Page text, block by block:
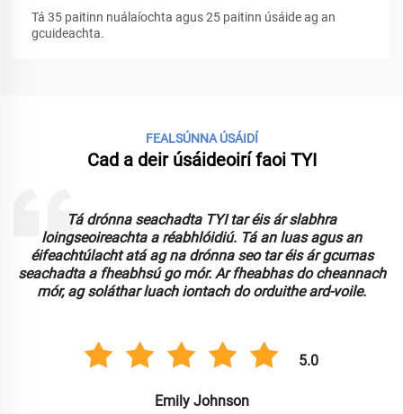
Tá 35 paitinn nuálaíochta agus 25 paitinn úsáide ag an
gcuideachta.
FEALSÚNNA ÚSÁIDÍ
Cad a deir úsáideoirí faoi TYI
Tá drónna seachadta TYI tar éis ár slabhra
loingseoireachta a réabhlóidiú. Tá an luas agus an
éifeachtúlacht atá ag na drónna seo tar éis ár gcumas
seachadta a fheabhsú go mór. Ar fheabhas do cheannach
mór, ag soláthar luach iontach do orduithe ard-voile.
5.0
Emily Johnson